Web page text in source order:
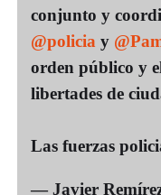
conjunto y
@policia y
orden público y
libertades de
Las fuerzas
— Javier